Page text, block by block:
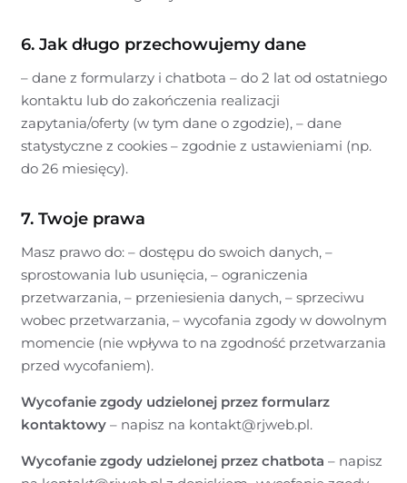
6. Jak długo przechowujemy dane
– dane z formularzy i chatbota – do 2 lat od ostatniego
kontaktu lub do zakończenia realizacji
zapytania/oferty (w tym dane o zgodzie), – dane
statystyczne z cookies – zgodnie z ustawieniami (np.
do 26 miesięcy).
7. Twoje prawa
Masz prawo do: – dostępu do swoich danych, –
sprostowania lub usunięcia, – ograniczenia
przetwarzania, – przeniesienia danych, – sprzeciwu
wobec przetwarzania, – wycofania zgody w dowolnym
momencie (nie wpływa to na zgodność przetwarzania
przed wycofaniem).
Wycofanie zgody udzielonej przez formularz
kontaktowy– napisz na kontakt@rjweb.pl.
Wycofanie zgody udzielonej przez chatbota – napisz